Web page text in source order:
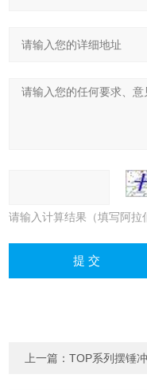
请输入计算结果（填写阿拉
上一篇：TOP系列摆锤